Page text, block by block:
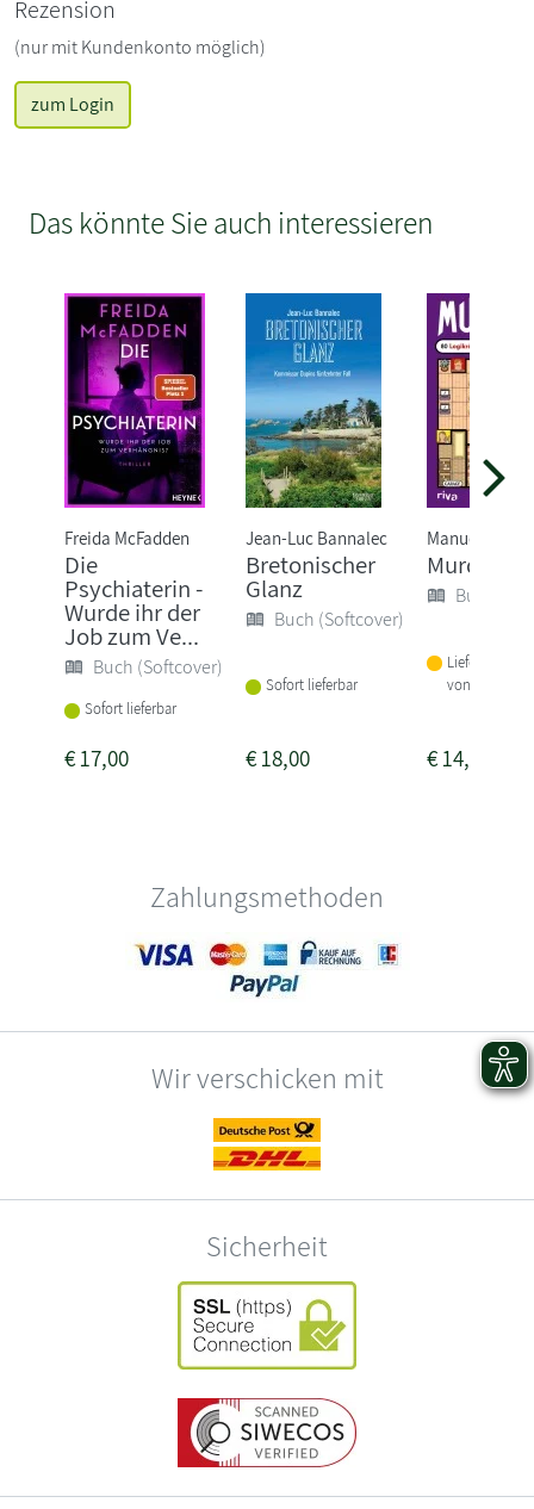
Rezension
(nur mit Kundenkonto möglich)
zum Login
Das könnte Sie auch interessieren
Freida McFadden
Die
Psychiaterin -
Wurde ihr der
Job zum Ve...
Buch (Softcover)
Sofort lieferbar
€17,00
Jean-Luc Bannalec
Bretonischer
Glanz
Buch (Softcover)
Sofort lieferbar
€18,00
Manuel
Murdoku
Buch
Lieferbar
von 1-2
€14,00
Zahlungsmethoden
Wir verschicken mit
Sicherheit